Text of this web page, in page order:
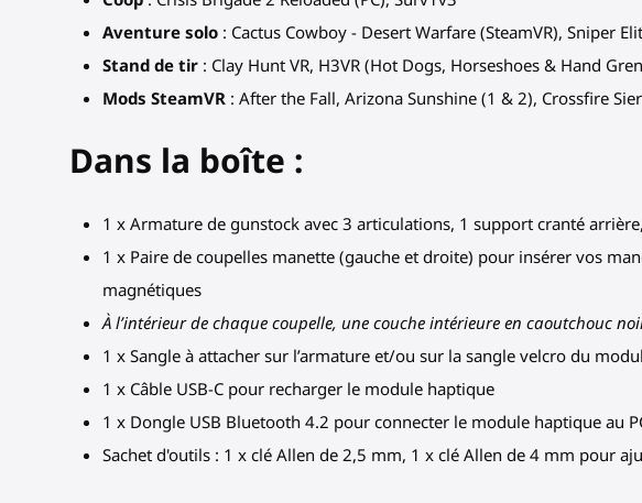
Aventure solo : Cactus Cowboy - Desert Warfare (SteamVR), Sniper
Stand de tir : Clay Hunt VR, H3VR (Hot Dogs, Horseshoes & Hand
Mods SteamVR : After the Fall, Arizona Sunshine (1 & 2), Crossfire
Dans la boîte :
1 x Armature de gunstock avec 3 articulations, 1 support cranté
1 x Paire de coupelles manette (gauche et droite) pour insérer vos
magnétiques
À l’intérieur de chaque coupelle, une couche intérieure en caoutchouc
1 x Sangle à attacher sur l’armature et/ou sur la sangle velcro du
1 x Câble USB-C pour recharger le module haptique
1 x Dongle USB Bluetooth 4.2 pour connecter le module haptique au
Sachet d'outils : 1 x clé Allen de 2,5 mm, 1 x clé Allen de 4 mm pour